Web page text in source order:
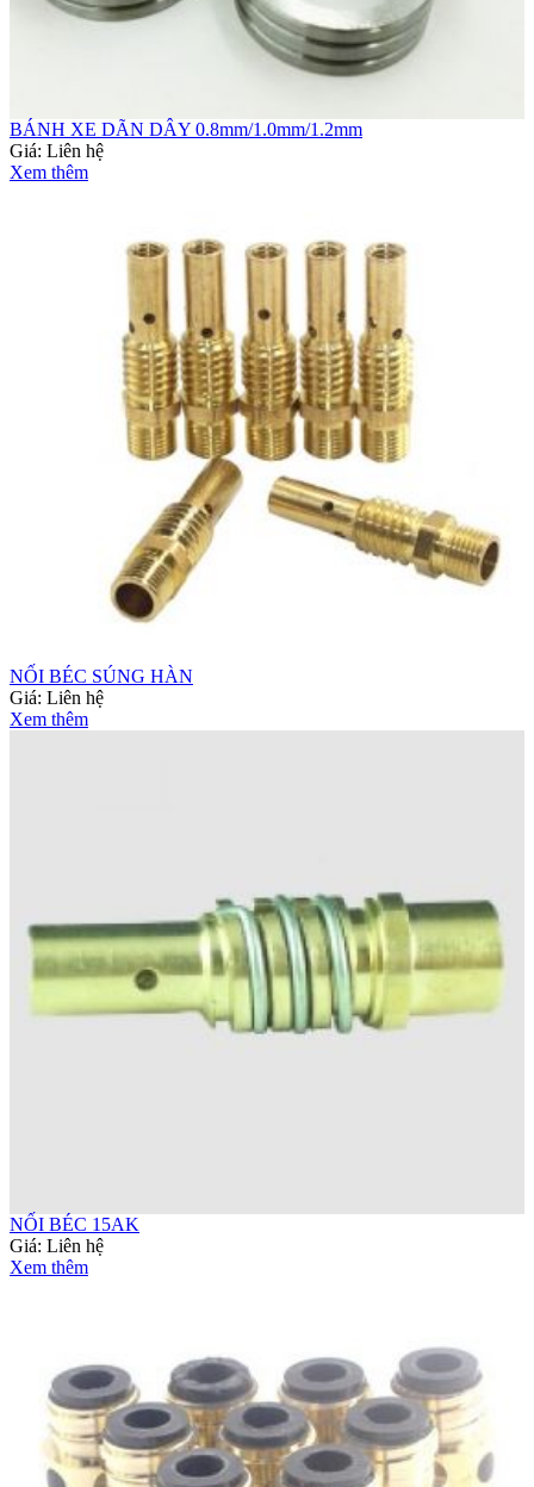
BÁNH XE DÃN DÂY 0.8mm/1.0mm/1.2mm
Giá: Liên hệ
Xem thêm
NỐI BÉC SÚNG HÀN
Giá: Liên hệ
Xem thêm
NỐI BÉC 15AK
Giá: Liên hệ
Xem thêm